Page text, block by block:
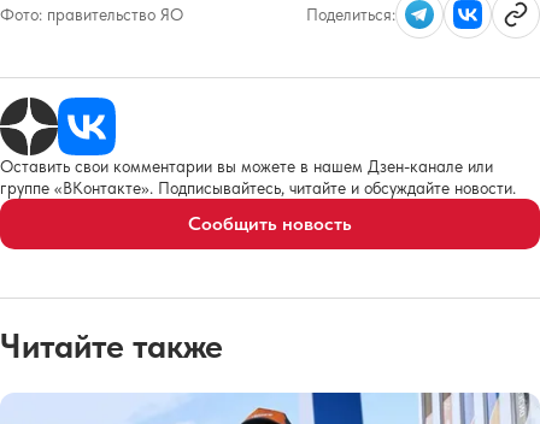
Фото: правительство ЯО Поделиться:
Оставить свои комментарии вы можете в нашем Дзен-канале или
группе «ВКонтакте». Подписывайтесь, читайте и обсуждайте новости.
Сообщить новость
Читайте также